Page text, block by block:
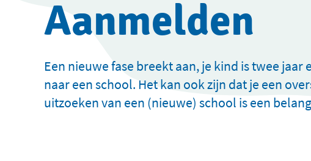
Aanmelden
Een nieuwe fase breekt aan, je kind is twee jaar
naar een school. Het kan ook zijn dat je een
uitzoeken van een (nieuwe) school is een